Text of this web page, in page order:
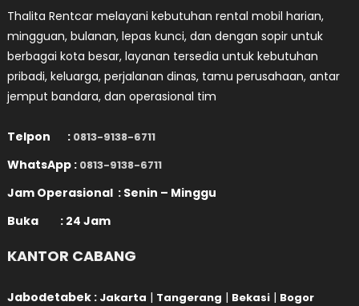
Thalita Rentcar melayani kebutuhan rental mobil harian,
mingguan, bulanan, lepas kunci, dan dengan sopir untuk
berbagai kota besar, layanan tersedia untuk kebutuhan
pribadi, keluarga, perjalanan dinas, tamu perusahaan, antar
jemput bandara, dan operasional tim
Telpon : 0813-9138-6711
WhatsApp : 0813-9138-6711
Jam Operasional : Senin – Minggu
Buka : 24 Jam
KANTOR CABANG
Jabodetabek : Jakarta | Tangerang | Bekasi | Bogor